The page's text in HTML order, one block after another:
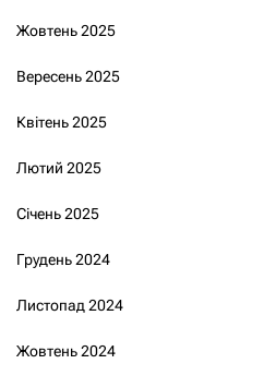
Жовтень 2025
Вересень 2025
Квітень 2025
Лютий 2025
Січень 2025
Грудень 2024
Листопад 2024
Жовтень 2024